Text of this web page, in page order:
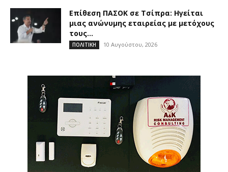
Επίθεση ΠΑΣΟΚ σε Τσίπρα: Ηγείται
μιας ανώνυμης εταιρείας με μετόχους
τους...
ΠΟΛΙΤΙΚΗ 10 Αυγούστου, 2026